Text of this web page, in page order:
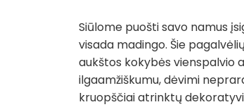
Siūlome puošti savo namus
visada madingo. Šie
aukštos kokybės vienspalvio
ilgaamžiškumu, dėvimi
kruopščiai atrinktų